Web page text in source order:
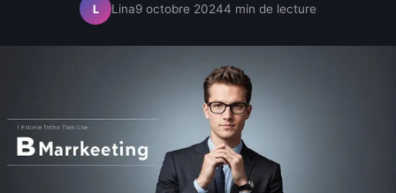
L Lina9 octobre 20244 min de lecture